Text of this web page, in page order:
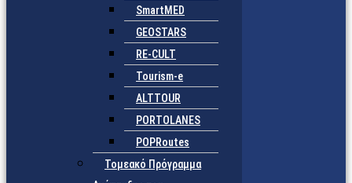
SmartMED
GEOSTARS
RE-CULT
Tourism-e
ALTTOUR
PORTOLANES
POPRoutes
Τομεακό Πρόγραμμα